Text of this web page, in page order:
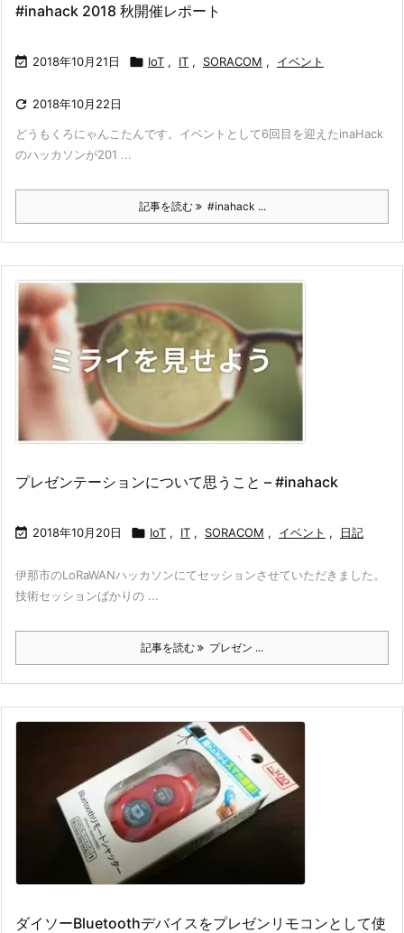
#inahack 2018 秋開催レポート
 2018年10月21日  IoT , IT , SORACOM , イベント
 2018年10月22日
どうもくろにゃんこたんです。イベントとして6回目を迎えたinaHack
のハッカソンが201 ...
記事を読む #inahack ...
プレゼンテーションについて思うこと – #inahack
 2018年10月20日  IoT , IT , SORACOM , イベント , 日記
伊那市のLoRaWANハッカソンにてセッションさせていただきました。
技術セッションばかりの ...
記事を読む プレゼン ...
ダイソーBluetoothデバイスをプレゼンリモコンとして使